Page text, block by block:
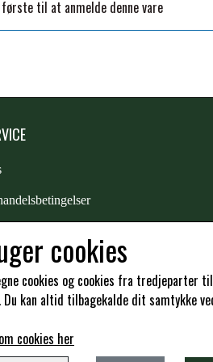
TKO
til at anmelde denne vare
cookies
cookies og cookies fra tredjeparter
Du kan altid tilbagekalde dit samtykke
cookies her